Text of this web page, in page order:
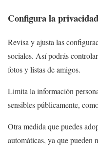
Configura la
Revisa y ajusta las
sociales. Así podrás
fotos y listas de amigos.
Limita la información
sensibles públicamente,
Otra medida que puedes
automáticas, ya que pueden